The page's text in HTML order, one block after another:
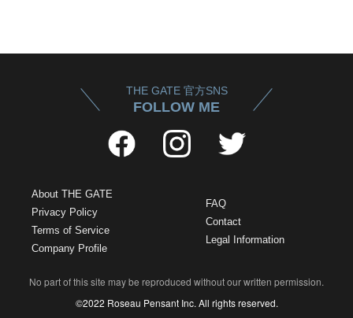
THE GATE 官方SNS
FOLLOW ME
About THE GATE
Privacy Policy
Terms of Service
Company Profile
FAQ
Contact
Legal Information
No part of this site may be reproduced without our written permission.
©2022 Roseau Pensant Inc. All rights reserved.